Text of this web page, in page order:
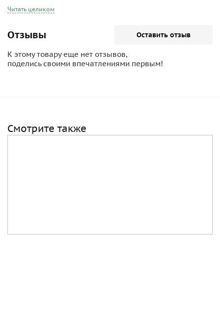
вид семейства АК — укороченный автомат АКС-74У. Ствол
снизилась как начальная скорость пули, так и прицельная
дальность. АКС-74У не «прошел» в ВДВ из-за, опять же,
малой прицельной дальности, но зато компактность
оружия была удобна для экипажей боевых машин,
Читать целиком
Отзывы Оставить отзыв
К этому товару еще нет отзывов,
поделись своими впечатлениями первым!
Смотрите также